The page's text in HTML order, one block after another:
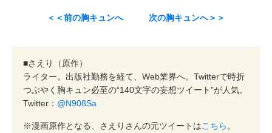
＜＜前の胸キュンへ 次の胸キュンへ＞＞
■さえり（原作）
ライター。出版社勤務を経て、Web業界へ。Twitterで時折
つぶやく胸キュン必至の“140文字の妄想ツイート”が人気。
Twitter： @N908Sa
※漫画原作となる、さえりさんの元ツイートはこちら 。